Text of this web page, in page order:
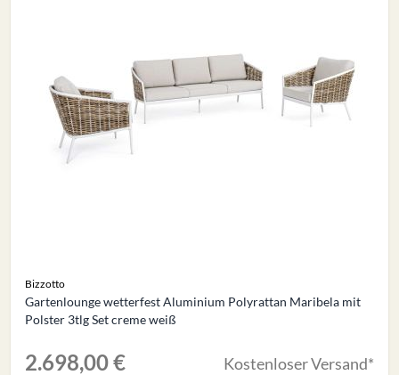
Bizzotto
Gartenlounge wetterfest Aluminium Polyrattan Maribela mit
Polster 3tlg Set creme weiß
2.698,00 € Kostenloser Versand*